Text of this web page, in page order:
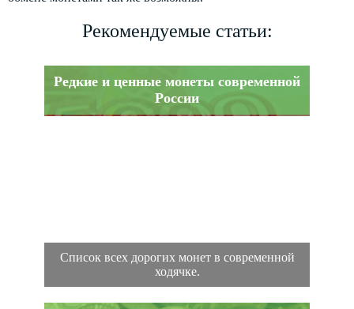
Рекомендуемые статьи:
Редкие и ценные монеты современной
России
Список всех дорогих монет в современной
ходячке.